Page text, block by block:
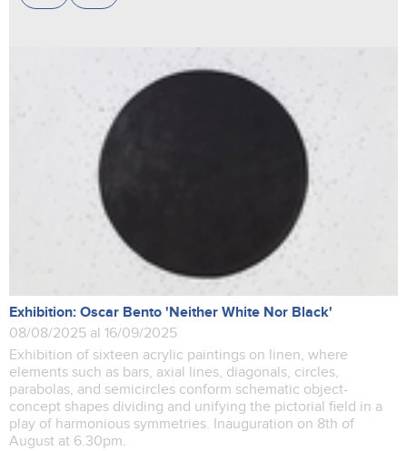
Exhibition: Oscar Bento 'Neither White Nor Black'
08/08/2025 al 16/09/2025
Exhibition of sixteen acrylic paintings on linen, where
elements such as bars, axial lines, diagonals, circles,
parabolas, and semicircles conform schematic object-
concept shapes dividing and unifying the pictorial field in a
play of harmonious symmetries. Inauguration on 8th of
August at 6.30pm.